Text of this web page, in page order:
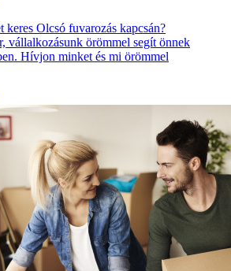
keres Olcsó fuvarozás kapcsán?
vállalkozásunk örömmel segít önnek
Hívjon minket és mi örömmel